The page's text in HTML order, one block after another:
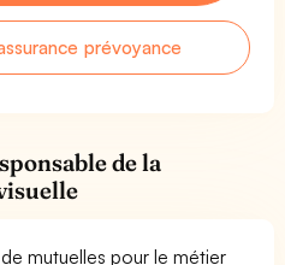
prévoyance
de la
mutuelles pour le métier